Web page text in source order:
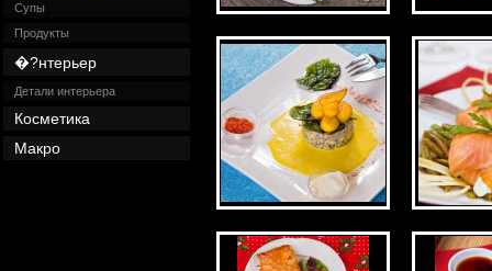
Супы
Продукты
�?нтерьер
Детали интерьера
Косметика
Макро